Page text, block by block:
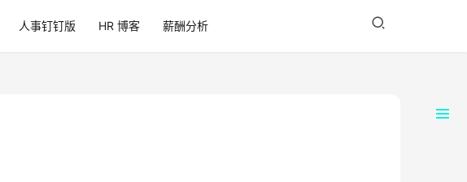
人事钉钉版 HR 博客 薪酬分析